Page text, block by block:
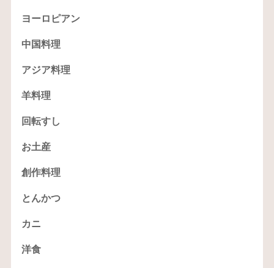
ヨーロピアン
中国料理
アジア料理
羊料理
回転すし
お土産
創作料理
とんかつ
カニ
洋食